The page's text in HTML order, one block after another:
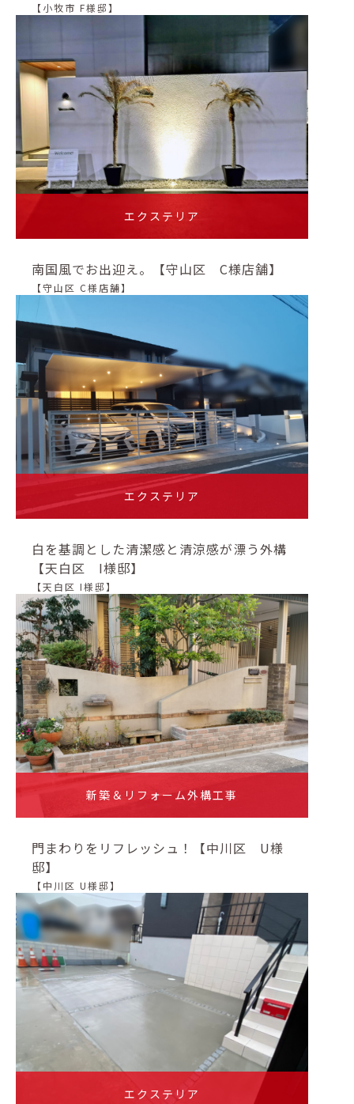
【小牧市 F様邸】
エクステリア
南国風でお出迎え。【守山区 C様店舗】
【守山区 C様店舗】
エクステリア
白を基調とした清潔感と清涼感が漂う外構
【天白区 I様邸】
【天白区 I様邸】
新築＆リフォーム外構工事
門まわりをリフレッシュ！【中川区 U様
邸】
【中川区 U様邸】
エクステリア